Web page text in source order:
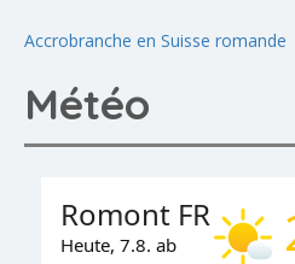
Accrobranche en Suisse romande
Météo